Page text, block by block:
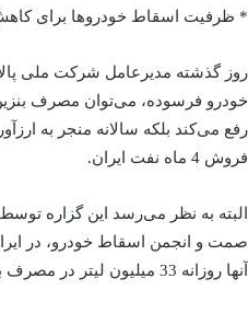
* ظرفیت اسقاط خودروها برای
فروش 4 ماه نفت ایران.
البته به نظر می‌رسد این گزاره
آنها روزانه 33 میلیون لیتر در مصرف بنزین صرفه‌جویی می‌شود.